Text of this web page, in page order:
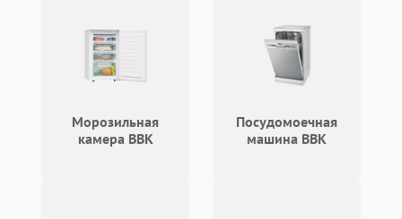
Морозильная
камера BBK
Посудомоечная
машина BBK